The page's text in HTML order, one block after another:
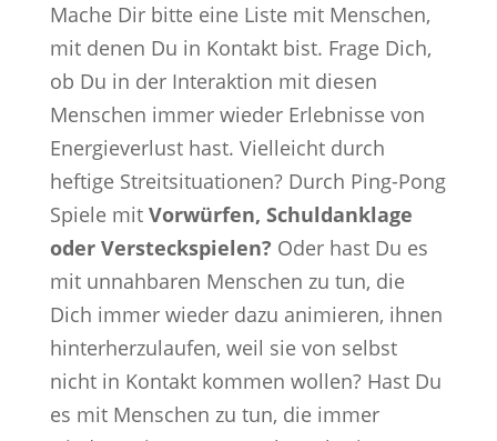
Mache Dir bitte eine Liste mit Menschen,
mit denen Du in Kontakt bist. Frage Dich,
ob Du in der Interaktion mit diesen
Menschen immer wieder Erlebnisse von
Energieverlust hast. Vielleicht durch
heftige Streitsituationen? Durch Ping-Pong
Spiele mit Vorwürfen, Schuldanklage
oder Versteckspielen? Oder hast Du es
mit unnahbaren Menschen zu tun, die
Dich immer wieder dazu animieren, ihnen
hinterherzulaufen, weil sie von selbst
nicht in Kontakt kommen wollen? Hast Du
es mit Menschen zu tun, die immer